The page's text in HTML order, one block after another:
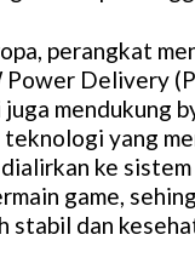
perangkat
Power Delivery
mendukung
yang
ke
game,
stabil dan